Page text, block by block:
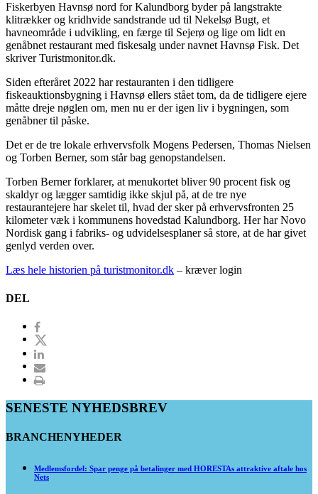
Fiskerbyen Havnsø nord for Kalundborg byder på langstrakte
klitrækker og kridhvide sandstrande ud til Nekelsø Bugt, et
havneområde i udvikling, en færge til Sejerø og lige om lidt en
genåbnet restaurant med fiskesalg under navnet Havnsø Fisk. Det
skriver Turistmonitor.dk.
Siden efteråret 2022 har restauranten i den tidligere
fiskeauktionsbygning i Havnsø ellers stået tom, da de tidligere ejere
måtte dreje nøglen om, men nu er der igen liv i bygningen, som
genåbner til påske.
Det er de tre lokale erhvervsfolk Mogens Pedersen, Thomas Nielsen
og Torben Berner, som står bag genopstandelsen.
Torben Berner forklarer, at menukortet bliver 90 procent fisk og
skaldyr og lægger samtidig ikke skjul på, at de tre nye
restaurantejere har skelet til, hvad der sker på erhvervsfronten 25
kilometer væk i kommunens hovedstad Kalundborg. Her har Novo
Nordisk gang i fabriks- og udvidelsesplaner så store, at de har givet
genlyd verden over.
Læs hele historien på turistmonitor.dk – kræver login
DEL
SENESTE NYHEDSBREV
BRANCHENYHEDER
Medlemsfordel: Spar penge på betalinger med HORESTAs attraktive aftale hos
Nets